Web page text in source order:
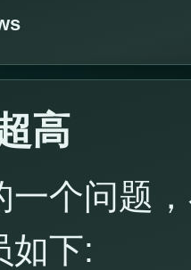
高
一个问题
如下: